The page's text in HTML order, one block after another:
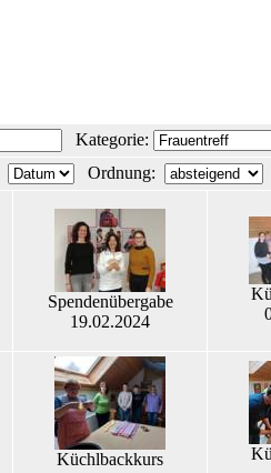
Kategorie:
Ordnung:
Spendenübergabe
19.02.2024
Küchlbackkurs